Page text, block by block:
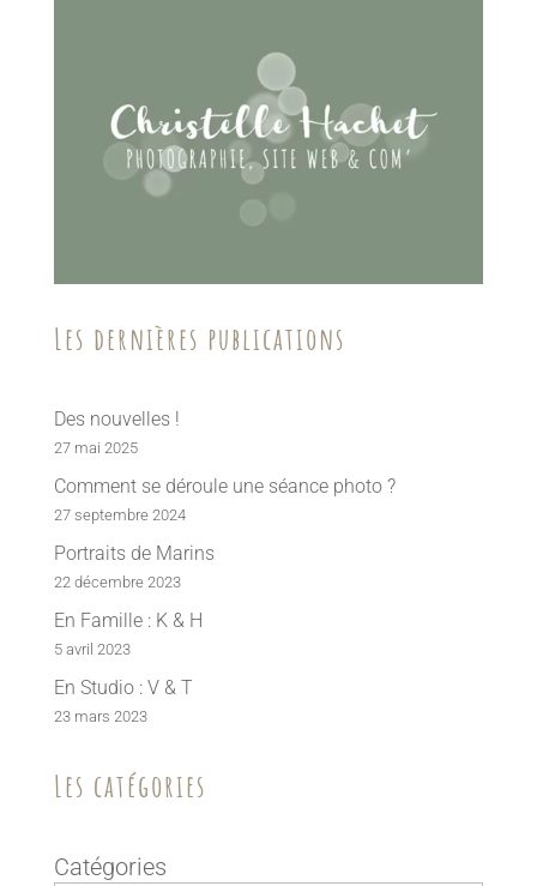
Les dernières publications
Des nouvelles !
27 mai 2025
Comment se déroule une séance photo ?
27 septembre 2024
Portraits de Marins
22 décembre 2023
En Famille : K & H
5 avril 2023
En Studio : V & T
23 mars 2023
Les catégories
Catégories